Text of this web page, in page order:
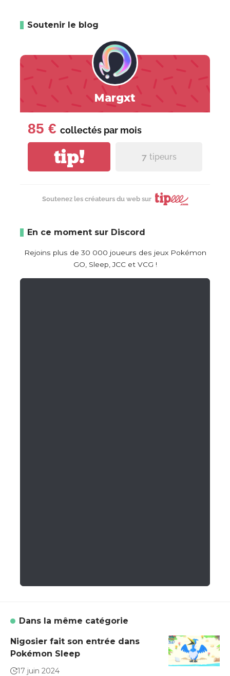
Soutenir le blog
Margxt
85 € collectés par mois
tip! 7 tipeurs
Soutenez les créateurs du web sur
En ce moment sur Discord
Rejoins plus de 30 000 joueurs des jeux Pokémon
GO, Sleep, JCC et VCG !
Dans la même catégorie
Nigosier fait son entrée dans
Pokémon Sleep
17 juin 2024